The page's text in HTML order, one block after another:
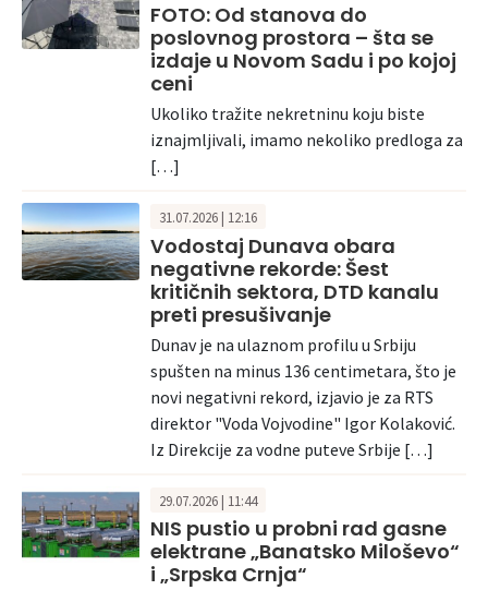
FOTO: Od stanova do
poslovnog prostora – šta se
izdaje u Novom Sadu i po kojoj
ceni
Ukoliko tražite nekretninu koju biste
iznajmljivali, imamo nekoliko predloga za
[…]
31.07.2026 | 12:16
Vodostaj Dunava obara
negativne rekorde: Šest
kritičnih sektora, DTD kanalu
preti presušivanje
Dunav je na ulaznom profilu u Srbiju
spušten na minus 136 centimetara, što je
novi negativni rekord, izjavio je za RTS
direktor "Voda Vojvodine" Igor Kolaković.
Iz Direkcije za vodne puteve Srbije […]
29.07.2026 | 11:44
NIS pustio u probni rad gasne
elektrane „Banatsko Miloševo“
i „Srpska Crnja“